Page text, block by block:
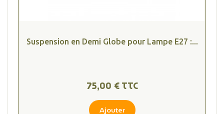
Suspension en Demi Globe pour Lampe E27 :...
75,00 € TTC
Ajouter